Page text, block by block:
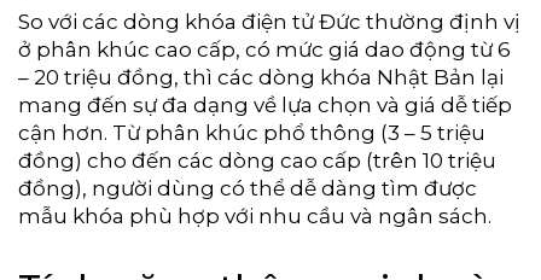
So với các dòng khóa điện tử Đức thường định vị
ở phân khúc cao cấp, có mức giá dao động từ 6
– 20 triệu đồng, thì các dòng khóa Nhật Bản lại
mang đến sự đa dạng về lựa chọn và giá dễ tiếp
cận hơn. Từ phân khúc phổ thông (3 – 5 triệu
đồng) cho đến các dòng cao cấp (trên 10 triệu
đồng), người dùng có thể dễ dàng tìm được
mẫu khóa phù hợp với nhu cầu và ngân sách.